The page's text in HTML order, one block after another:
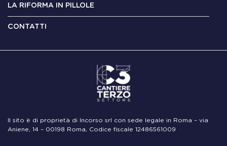
LA RIFORMA IN PILLOLE
CONTATTI
Il sito è di proprietà di Incorso srl con sede legale in Roma – via
Aniene, 14 – 00198 Roma, Codice fiscale 12486561009